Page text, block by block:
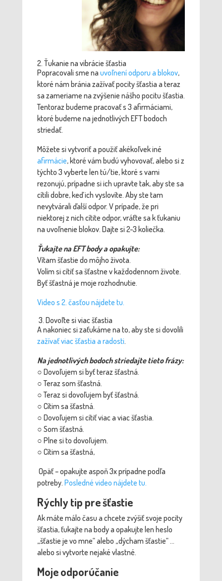
2. Ťukanie na vibrácie šťastia
Popracovali sme na uvoľnení odporu a blokov,
ktoré nám bránia zažívať pocity šťastia a teraz
sa zameriame na zvýšenie nášho pocitu šťastia.
Tentoraz budeme pracovať s 3 afirmáciami,
ktoré budeme na jednotlivých EFT bodoch
striedať.
Môžete si vytvoriť a použiť akékoľvek iné
afirmácie, ktoré vám budú vyhovovať, alebo si z
týchto 3 vyberte len tú/tie, ktoré s vami
rezonujú, prípadne si ich upravte tak, aby ste sa
cítili dobre, keď ich vyslovíte. Aby ste tam
nevytvárali ďalší odpor. V prípade, že pri
niektorej z nich cítite odpor, vráťte sa k ťukaniu
na uvoľnenie blokov. Dajte si 2-3 koliečka.
Ťukajte na EFT body a opakujte:
Vítam šťastie do môjho života.
Volím si cítiť sa šťastne v každodennom živote.
Byť šťastná je moje rozhodnutie.
Video s 2. časťou nájdete tu.
3. Dovoľte si viac šťastia
A nakoniec si zaťukáme na to, aby ste si dovolili
zažívať viac šťastia a radosti.
Na jednotlivých bodoch striedajte tieto frázy:
○ Dovoľujem si byť teraz šťastná.
○Teraz som šťastná.
○Teraz si dovoľujem byť šťastná.
○ Cítim sa šťastná.
○ Dovoľujem si cítiť viac a viac šťastia.
○ Som šťastná.
○ Plne si to dovoľujem.
○ Cítim sa šťastná,
Opäť – opakujte aspoň 3x prípadne podľa
potreby. Posledné video nájdete tu.
Rýchly tip pre šťastie
Ak máte málo času a chcete zvýšiť svoje pocity
šťastia, ťukajte na body a opakujte len heslo
„šťastie je vo mne“ alebo „dýcham šťastie“ …
alebo si vytvorte nejaké vlastné.
Moje odporúčanie